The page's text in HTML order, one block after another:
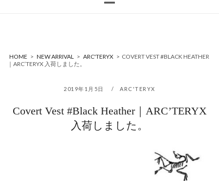
HOME > NEW ARRIVAL > ARC'TERYX > COVERT VEST #BLACK HEATHER
｜ARC’TERYX 入荷しました。
2019年1月5日 ARC'TERYX
Covert Vest #Black Heather｜ARC’TERYX
入荷しました。